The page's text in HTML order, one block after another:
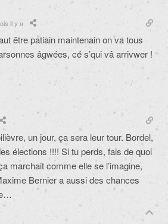
il y a
être patiain maintenain on va tous
âgwées, cé s’qui vâ arrivwer !
un jour, ça sera leur tour. Bordel,
élections !!!! Si tu perds, fais de quoi
marchait comme elle se l’imagine,
Bernier a aussi des chances